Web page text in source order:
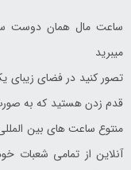
ساعت مال همان دوست
میبرید
قدم زدن هستید که به
منتوع ساعت های بین
آنلاین از تمامی شعبات